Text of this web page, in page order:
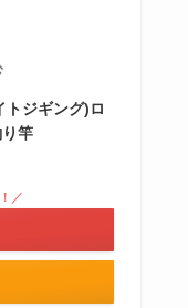
ジギング)ロ
竿
／